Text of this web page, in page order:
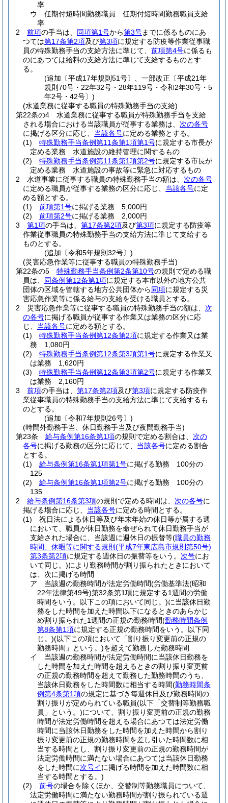
率
ウ
任期付短時間勤務職員 任期付短時間勤務職員支給
率
2
前項の手当は、 同項第1号から第3号までに係るものにあ
つては第17条第2項及び第3項に規定する防疫等作業従事職
員の特殊勤務手当の支給方法に準じて、 前項第4号に係るも
のにあつては給料の支給方法に準じて支給するものとす
る。
(追加〔平成17年規則51号〕、一部改正〔平成21年
規則70号・22年32号・28年119号・令和2年30号・5
年2号・42号〕)
(水道業務に従事する職員の特殊勤務手当の支給)
第22条の4
水道業務に従事する職員が特殊勤務手当を支給
される場合における当該職員が従事する業務は、 次の各号
に掲げる区分に応じ、 当該各号に定める業務とする。
(1)
特殊勤務手当条例第11条第1項第1号に規定する市長が
定める業務 水道施設の維持管理に関するもの
(2)
特殊勤務手当条例第11条第1項第2号に規定する市長が
定める業務 水道施設の事故等に緊急に対応するもの
2
水道事業に従事する職員の特殊勤務手当の額は、 次の各号
に定める職員が従事する業務の区分に応じ、 当該各号に定
める額とする。
(1)
前項第1号に掲げる業務 5,000円
(2)
前項第2号に掲げる業務 2,000円
3
第1項の手当は、 第17条第2項及び第3項に規定する防疫等
作業従事職員の特殊勤務手当の支給方法に準じて支給する
ものとする。
(追加〔令和5年規則32号〕)
(災害応急作業等に従事する職員の特殊勤務手当)
第22条の5
特殊勤務手当条例第2条第10号の規則で定める職
員は、 同条例第12条第1項に規定する本市以外の地方公共
団体の区域を管轄する地方公共団体から同項に規定する災
害応急作業等に係る給与の支給を受ける職員とする。
2
災害応急作業等に従事する職員の特殊勤務手当の額は、 次
の各号に掲げる職員が従事する作業又は業務の区分に応
じ、 当該各号に定める額とする。
(1)
特殊勤務手当条例第12条第2項に規定する作業又は業
務 1,080円
(2)
特殊勤務手当条例第12条第3項第1号に規定する作業又
は業務 1,620円
(3)
特殊勤務手当条例第12条第3項第2号に規定する作業又
は業務 2,160円
3
前項の手当は、 第17条第2項及び第3項に規定する防疫作
業従事職員の特殊勤務手当の支給方法に準じて支給するも
のとする。
(追加〔令和7年規則26号〕)
(時間外勤務手当、休日勤務手当及び夜間勤務手当)
第23条
給与条例第16条第1項の規則で定める割合は、 次の
各号に掲げる勤務の区分に応じて、 当該各号に定める割合
とする。
(1)
給与条例第16条第1項第1号に掲げる勤務 100分の
125
(2)
給与条例第16条第1項第2号に掲げる勤務 100分の
135
2
給与条例第16条第3項の規則で定める時間は、 次の各号に
掲げる場合に応じ、 当該各号に定める時間とする。
(1)
祝日法による休日等及び年末年始の休日等が属する週
において、職員が休日勤務を命ぜられて休日勤務手当が
支給された場合に、当該週に週休日の振替等(職員の勤務
時間、休暇等に関する規則 (平成7年東広島市規則第50号)
第3条第2項に規定する週休日の振替等をいう。 次号にお
いて同じ。)により勤務時間が割り振られたときにおいて
は、次に掲げる時間
ア
当該週の勤務時間が法定労働時間(労働基準法(昭和
22年法律第49号)第32条第1項に規定する1週間の労働
時間をいう。以下この項において同じ。)に当該休日勤
務をした時間を加えた時間以下になるときのあらかじ
め割り振られた1週間の正規の勤務時間(勤務時間条例
第8条第1項に規定する正規の勤務時間をいう。以下同
じ。)(以下この項において「割り振り変更前の正規の
勤務時間」という。)を超えて勤務した勤務時間
イ
当該週の勤務時間が法定労働時間に当該休日勤務を
した時間を加えた時間を超えるときの割り振り変更前
の正規の勤務時間を超えて勤務した勤務時間のうち、
当該休日勤務をした時間数に相当する時間(勤務時間条
例第4条第1項の規定に基づき毎週休日及び勤務時間の
割り振りが定められている職員(以下「交替制等勤務職
員」という。)について、割り振り変更前の正規の勤務
時間が法定労働時間を超える場合にあつては法定労働
時間に当該休日勤務をした時間を加えた時間から割り
振り変更前の正規の勤務時間を差し引いた時間数に相
当する時間とし、割り振り変更前の正規の勤務時間が
法定労働時間に満たない場合にあつては当該休日勤務
をした時間に次号イに掲げる時間を加えた時間数に相
当する時間とする。)
(2)
前号の場合を除くほか、交替制等勤務職員について、
法定労働時間に満たない勤務時間が割り振られている週